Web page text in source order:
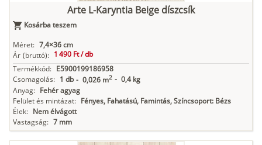
Arte L-Karyntia Beige díszcsík
Kosárba teszem
Méret: 7,4×36 cm
Ár (bruttó): 1 490 Ft /db
Termékkód: E5900199186958
Csomagolás: 1 db - 0,026 m2 - 0,4 kg
Anyag: Fehér agyag
Felület és mintázat: Fényes, Fahatású, Famintás, Színcsoport: Bézs
Élek: Nem élvágott
Vastagság: 7 mm